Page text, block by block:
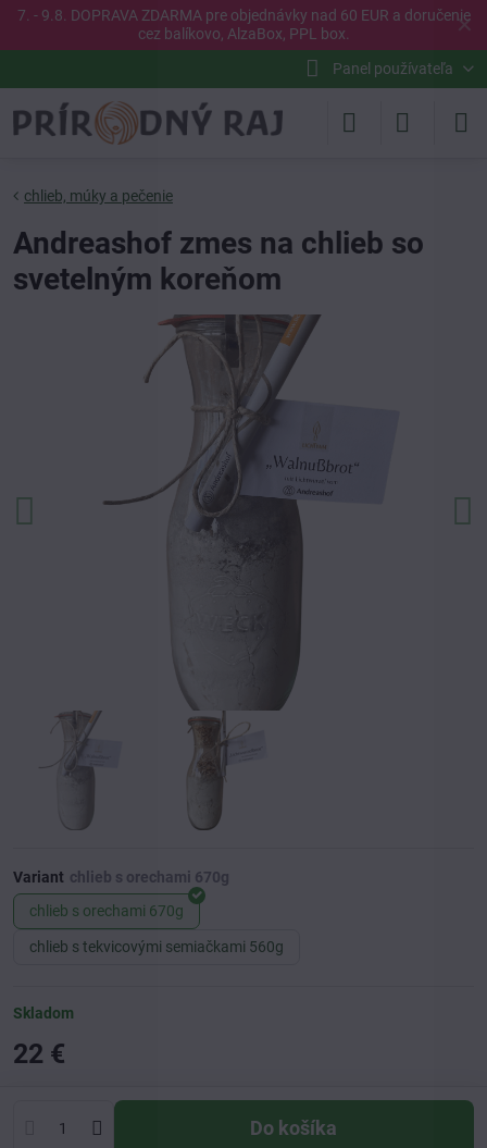
✕
7. - 9.8. DOPRAVA ZDARMA pre objednávky nad 60 EUR a doručenie
cez balíkovo, AlzaBox, PPL box.
Panel používateľa
chlieb, múky a pečenie
Andreashof zmes na chlieb so
svetelným koreňom
Variant
chlieb s orechami 670g
chlieb s tekvicovými semiačkami 560g
Skladom
22 €
Do košíka